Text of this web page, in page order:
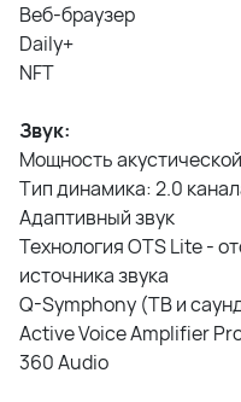
Веб-браузер
Daily+
NFT
Звук:
Мощность
Тип динамика: 2.0
Адаптивный звук
Технология OTS Lite -
источника звука
Q-Symphony (ТВ и
Active Voice Amplifier
360 Audio